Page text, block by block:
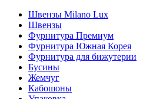
Швензы Milano Lux
Швензы
Фурнитура Премиум
Фурнитура Южная Корея
Фурнитура для бижутерии
Бусины
Жемчуг
Кабошоны